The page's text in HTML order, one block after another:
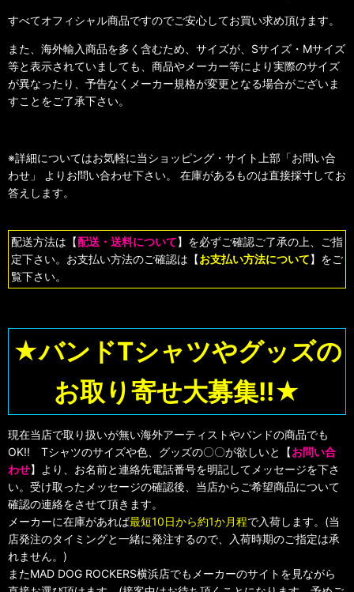
すべてオフィシャル商品ですのでご安心してお買い求め頂けます。
また、海外輸入商品を多く含むため、サイズが、Sサイズ・Mサイズ
等と表示されていましても、商品やメーカー等により実際のサイズ
が異なったり、予告なくメーカー規格が変更となる場合がございま
すことをご了承下さい。
※詳細についてはお気軽に当ショッピング・サイト上部「お問い合
わせ」 よりお問い合わせ下さい。 在庫があるものは直接採寸してお
答えします。
配送方法は【配送・送料について】を必ずご確認ご了承の上、ご指
定下さい。お支払い方法のご確認は【お支払い方法について】をご
覧下さい。
★バンドTシャツやグッズの
お取り寄せ大募集!!★
現在当店で取り扱いが無い海外アーティストやバンドの商品でも
OK!! Tシャツのサイズや色、グッズの〇〇が欲しいと【お問い合
わせ】より、お名前と連絡先電話番号を明記してメッセージを下さ
い。受け取ったメッセージの確認後、当店からご希望商品について
確認の連絡をさせて頂きます。
メーカーに在庫があれば最短10日から約1か月程で入荷します。(当
店発注のタイミングと一緒に発注するので、入荷時期のご指定は承
れません。)
またMAD DOG ROCKERS横浜店でもメーカーのサイトを見ながら